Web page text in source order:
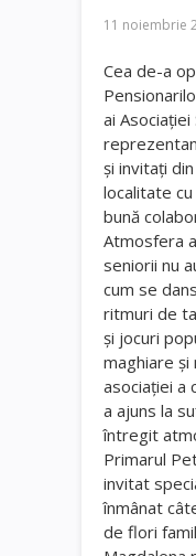
11 noiembrie
Cea de-a
ai
și invitați
localitate
bună
Atmosfera
seniorii nu
cum se
ritmuri de
şi jocuri
maghiare și
asociației a
a ajuns la
întregit
Primarul
invitat
înmânat
de flori